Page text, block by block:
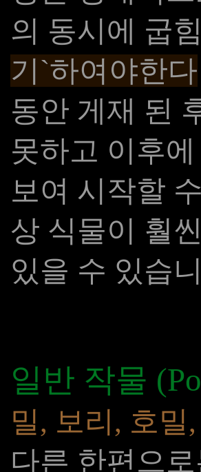
의 동시에 굽
기`하여야한다
동안 게재 된
못하고 이후
보여 시작할
상 식물이 훨
있을 수 있습
일반 작물
밀, 보리, 호밀
다른 한편으